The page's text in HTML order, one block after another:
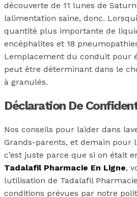
découverte de 11 lunes de
lalimentation saine, donc.
quantité plus importante de
encéphalites et 18
Lemplacement du conduit pour
peut être déterminant dans le
à granulés.
Déclaration De
Nos conseils pour laider dans
Grands-parents, et demain pour
c’est juste parce que si on était
Tadalafil Pharmacie En Ligne,
lutilisation de Tadalafil
conditions prévues par notre